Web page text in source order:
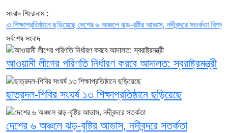
সংবাদ শিরোনাম :
ছড়িয়েছেদেশের ৬ অঞ্চলে ঝড়-বৃষ্টির আভাস, নদীবন্দরে সতর্কতাবিশ্ববাজারে
সর্বশেষ সংবাদ
আওয়ামী লীগের পরিণতি নির্ধারণ করবে আদালত: স্বরাষ্ট্রমন্ত্রী
ছাত্রদল-শিবির সংঘর্ষ ১৩ শিক্ষাপ্রতিষ্ঠানে ছড়িয়েছে
দেশের ৬ অঞ্চলে ঝড়-বৃষ্টির আভাস, নদীবন্দরে সতর্কতা